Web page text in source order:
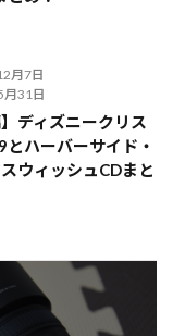
月7日
31日
】ディズニークリス
とハーバーサイド・
ウィッシュCDまと